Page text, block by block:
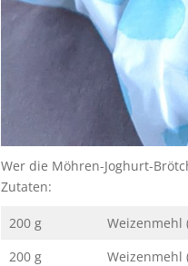
Wer die Möhren-Joghurt-
Zutaten:
200 g
Weizenmehl
200 g
Weizenmehl